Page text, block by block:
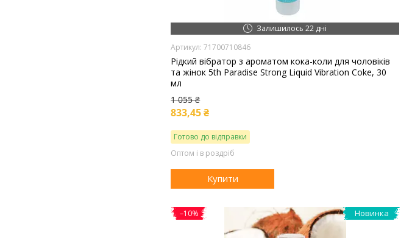
Залишилось 22 дні
71700710846
Рідкий вібратор з ароматом кока-коли для чоловіків
та жінок 5th Paradise Strong Liquid Vibration Coke, 30
мл
1 055 ₴
833,45 ₴
Готово до відправки
Оптом і в роздріб
Купити
–10% Новинка